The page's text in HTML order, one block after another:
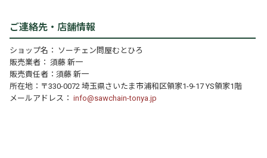
ご連絡先・店舗情報
ショップ名： ソーチェン問屋むとひろ
販売業者： 須藤 新一
販売責任者：須藤 新一
所在地：〒330-0072 埼玉県さいたま市浦和区領家1-9-17 YS領家1階
メールアドレス：info@sawchain-tonya.jp